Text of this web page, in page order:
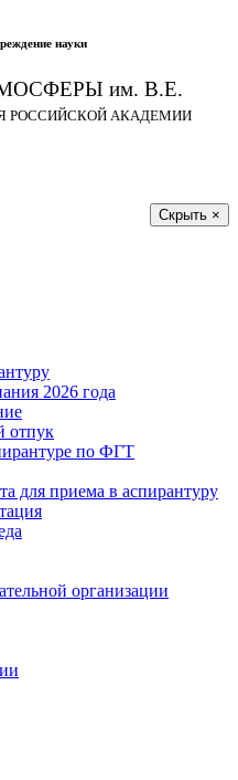
науки
им. В.Е.
РОССИЙСКОЙ АКАДЕМИИ
Скрыть ×
2026 года
отпук
по ФГТ
для приема в аспирантуру
организации